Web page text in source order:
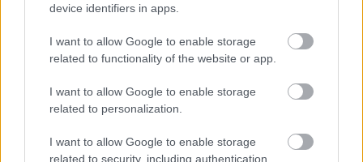
device identifiers in apps.
I want to allow Google to enable storage
related to functionality of the website or app.
I want to allow Google to enable storage
related to personalization.
I want to allow Google to enable storage
related to security, including authentication
Aκολουθήστε μας